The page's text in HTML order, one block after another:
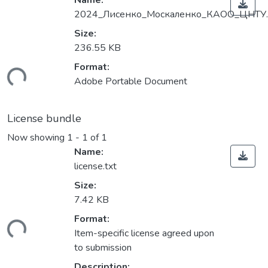
Size:
236.55 KB
Format:
Adobe Portable Document
License bundle
Now showing 1 - 1 of 1
Name:
license.txt
Size:
7.42 KB
Format:
Item-specific license agreed upon
to submission